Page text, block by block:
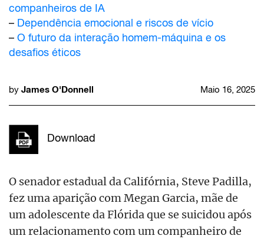
companheiros de IA
– Dependência emocional e riscos de vício
– O futuro da interação homem-máquina e os
desafios éticos
by James O'Donnell Maio 16, 2025
Download
O senador estadual da Califórnia, Steve Padilla,
fez uma aparição com Megan Garcia, mãe de
um adolescente da Flórida que se suicidou após
um relacionamento com um companheiro de